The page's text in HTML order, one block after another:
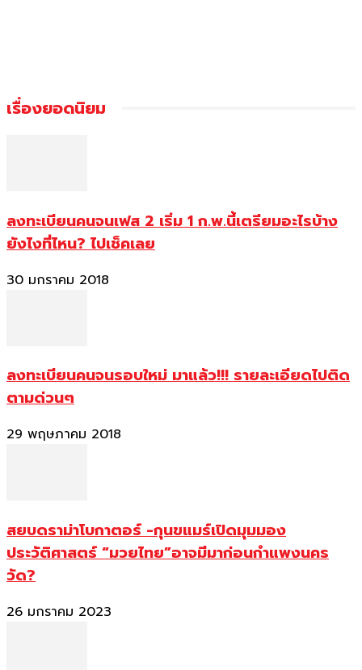
เรื่องยอดนิยม
ลงทะเบียนคนจนเฟส 2 เริ่ม 1 ก.พ.นี้เตรียมอะไรบ้าง
ยังไงที่ไหน? ไปเช็คเลย
30 มกราคม 2018
ลงทะเบียนคนจนรอบใหม่ มาแล้ว!!! รายละเอียดไปติด
ตามด่วนๆ
29 พฤษภาคม 2018
สยบดราม่าโบกาตอร์ -กุนขแมร์เปิดมุมมอง
ประวัติศาสตร์ “มวยไทย”อาจมีมาก่อนกำแพงนคร
วัด?
26 มกราคม 2023